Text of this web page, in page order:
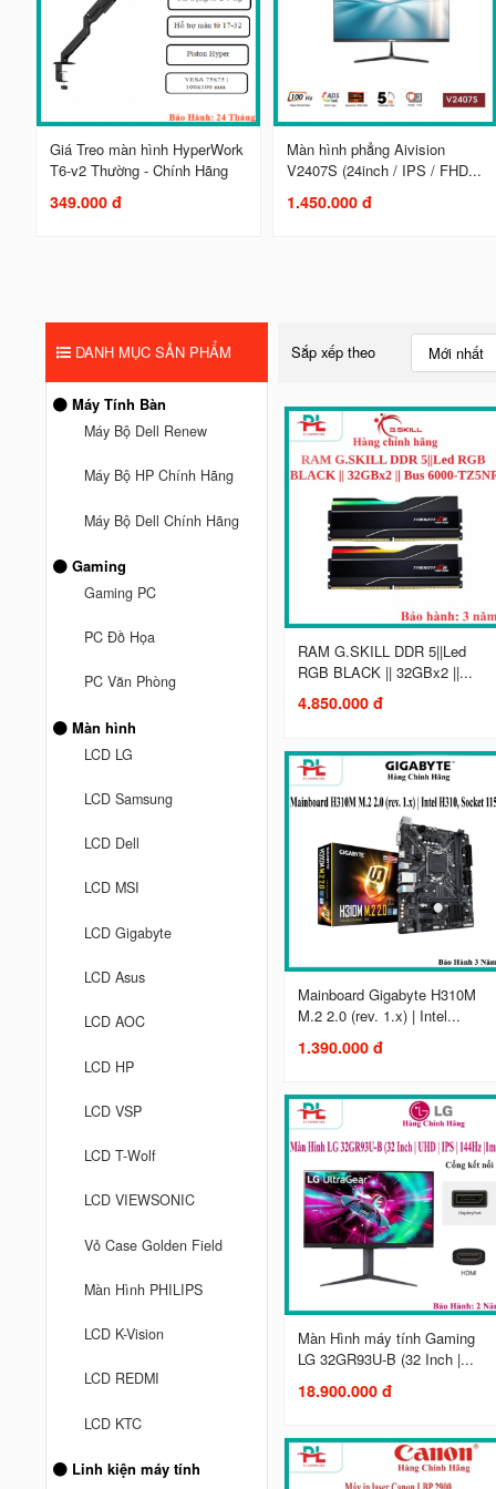
Giá Treo màn hình HyperWork
T6-v2 Thường - Chính Hãng
349.000 đ
Màn hình phẳng Aivision
V2407S (24inch / IPS / FHD...
1.450.000 đ
DANH MỤC SẢN PHẨM
Máy Tính Bàn
Máy Bộ Dell Renew
Máy Bộ HP Chính Hãng
Máy Bộ Dell Chính Hãng
Gaming
Gaming PC
PC Đồ Họa
PC Văn Phòng
Màn hình
LCD LG
LCD Samsung
LCD Dell
LCD MSI
LCD Gigabyte
LCD Asus
LCD AOC
LCD HP
LCD VSP
LCD T-Wolf
LCD VIEWSONIC
Vỏ Case Golden Field
Màn Hình PHILIPS
LCD K-Vision
LCD REDMI
LCD KTC
Linh kiện máy tính
Sắp xếp theo Mới nhất
RAM G.SKILL DDR 5||Led
RGB BLACK || 32GBx2 ||...
4.850.000 đ
Mainboard Gigabyte H310M
M.2 2.0 (rev. 1.x) | Intel...
1.390.000 đ
Màn Hình máy tính Gaming
LG 32GR93U-B (32 Inch |...
18.900.000 đ